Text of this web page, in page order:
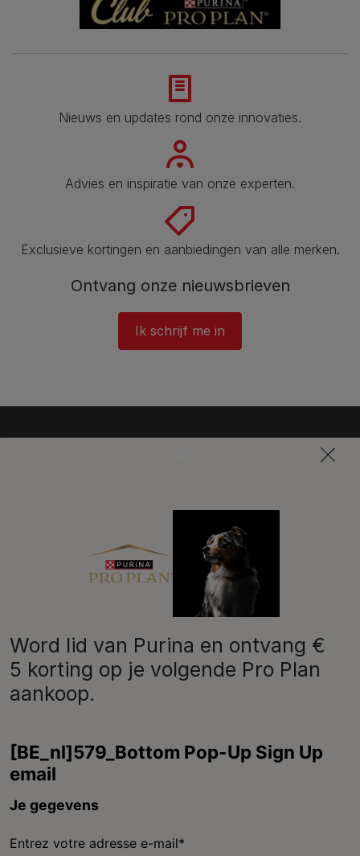
Nieuws en updates rond onze innovaties.
Advies en inspiratie van onze experten.
Exclusieve kortingen en aanbiedingen van alle merken.
Ontvang onze nieuwsbrieven
Ik schrijf me in
Word lid van Purina en ontvang €
5 korting op je volgende Pro Plan
aankoop.
Purina
Neem contact met ons op